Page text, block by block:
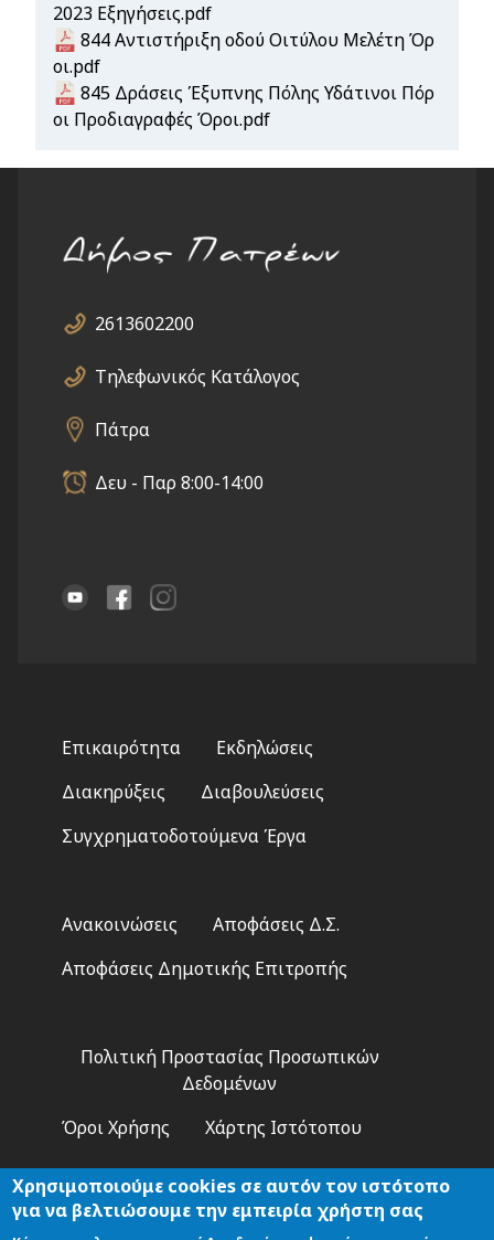
2023 Εξηγήσεις.pdf
Document
844 Αντιστήριξη οδού Οιτύλου Μελέτη Όρ
οι.pdf
Document
845 Δράσεις Έξυπνης Πόλης Υδάτινοι Πόρ
οι Προδιαγραφές Όροι.pdf
2613602200
Τηλεφωνικός Κατάλογος
Πάτρα
Δευ - Παρ 8:00-14:00
menu
Επικαιρότητα
Εκδηλώσεις
Διακηρύξεις
Διαβουλεύσεις
Συγχρηματοδοτούμενα Έργα
2
Ανακοινώσεις
Αποφάσεις Δ.Σ.
Αποφάσεις Δημοτικής Επιτροπής
Πολιτική Προστασίας Προσωπικών
Δεδομένων
Όροι Χρήσης
Χάρτης Ιστότοπου
Χρησιμοποιούμε cookies σε αυτόν τον ιστότοπο
για να βελτιώσουμε την εμπειρία χρήστη σας